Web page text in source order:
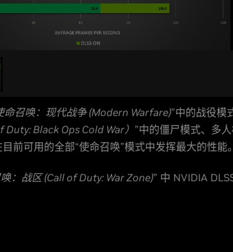
命召唤：现代战争 (Modern Warfare)”中的战役模
Black Ops Cold War） ”中的僵尸模式、多
前可用的全部“使命召唤”模式中发挥最大的性能。
：战区 (Call of Duty: War Zone)” 中 NVIDIA